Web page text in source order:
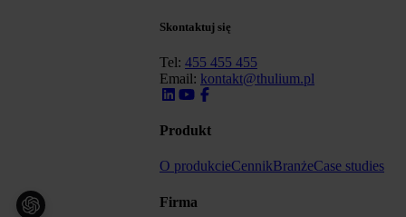
Skontaktuj się
Tel: 455 455 455
Email: kontakt@thulium.pl
Produkt
O produkcieCennikBranżeCase studies
Firma